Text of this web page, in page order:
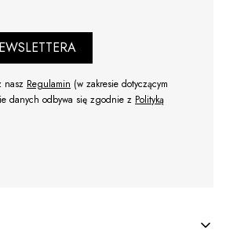
nasz Regulamin (w zakresie dotyczącym
danych odbywa się zgodnie z Polityką